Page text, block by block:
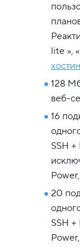
lite »,
128
веб-
16
SSH
Power,
20
SSH
Power,